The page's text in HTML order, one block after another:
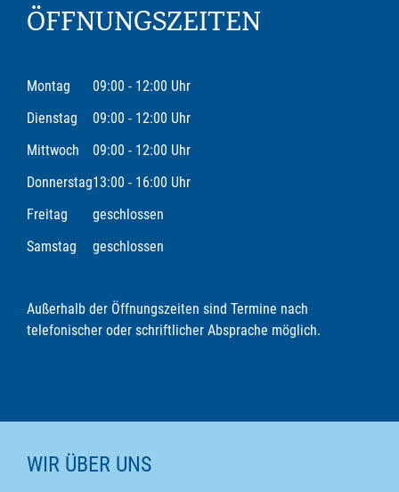
ÖFFNUNGSZEITEN
Montag
09:00 - 12:00 Uhr
Dienstag
09:00 - 12:00 Uhr
Mittwoch
09:00 - 12:00 Uhr
Donnerstag13:00 - 16:00 Uhr
Freitag
geschlossen
Samstag
geschlossen
Außerhalb der Öffnungszeiten sind Termine nach
telefonischer oder schriftlicher Absprache möglich.
WIR ÜBER UNS